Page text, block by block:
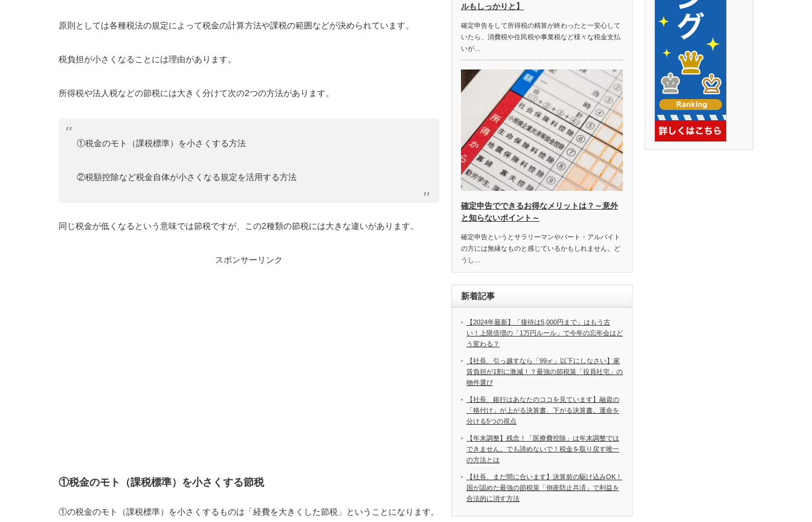
原則としては各種税法の規定によって税金の計算方法や課税の範囲などが決められています。
税負担が小さくなることには理由があります。
所得税や法人税などの節税には大きく分けて次の2つの方法があります。
①税金のモト（課税標準）を小さくする方法
②税額控除など税金自体が小さくなる規定を活用する方法
同じ税金が低くなるという意味では節税ですが、この2種類の節税には大きな違いがあります。
スポンサーリンク
①税金のモト（課税標準）を小さくする節税
①の税金のモト（課税標準）を小さくするものは「経費を大きくした節税」ということになります。
ルもしっかりと】
確定申告をして所得税の精算が終わったと一安心して
いたら、消費税や住民税や事業税など様々な税金支払
いが…
確定申告でできるお得なメリットは？～意外
と知らないポイント～
確定申告というとサラリーマンやパート・アルバイト
の方には無縁なものと感じているかもしれません。ど
うし…
新着記事
【2024年最新】「接待は5,000円まで」はもう古
い！上限倍増の「1万円ルール」で今年の忘年会はど
う変わる？
【社長、引っ越すなら「99㎡」以下にしなさい】家
賃負担が1割に激減！？最強の節税策「役員社宅」の
物件選び
【社長、銀行はあなたのココを見ています】融資の
「格付け」が上がる決算書、下がる決算書。運命を
分ける5つの視点
【年末調整】残念！「医療費控除」は年末調整では
できません。でも諦めないで！税金を取り戻す唯一
の方法とは
【社長、まだ間に合います】決算前の駆け込みOK！
国が認めた最強の節税策「倒産防止共済」で利益を
合法的に消す方法